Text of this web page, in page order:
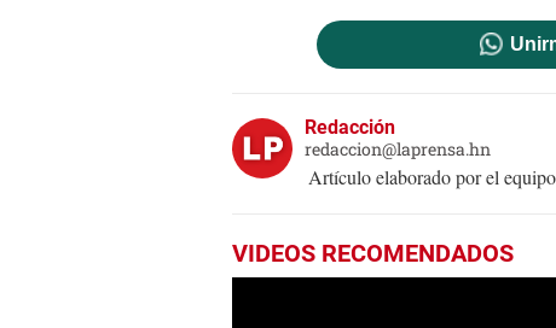
Redacción
redaccion@laprensa.hn
Artículo elaborado por el
VIDEOS RECOMENDADOS